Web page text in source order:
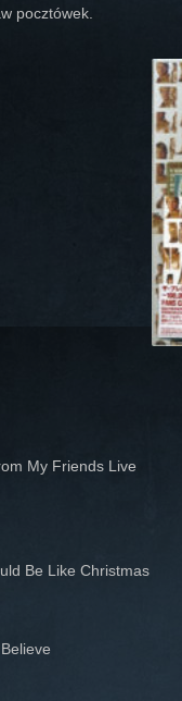
pocztówek.
My Friends Live
Be Like Christmas